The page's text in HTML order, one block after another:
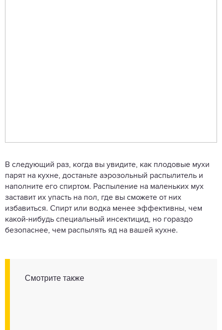
В следующий раз, когда вы увидите, как плодовые мухи
парят на кухне, достаньте аэрозольный распылитель и
наполните его спиртом. Распыление на маленьких мух
заставит их упасть на пол, где вы сможете от них
избавиться. Спирт или водка менее эффективны, чем
какой-нибудь специальный инсектицид, но гораздо
безопаснее, чем распылять яд на вашей кухне.
Смотрите также